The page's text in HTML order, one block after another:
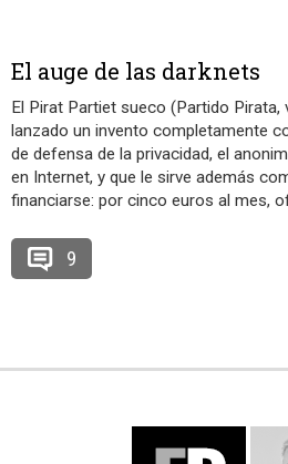
El auge de las darknets
El Pirat Partiet sueco (Partido Pirata,
lanzado un invento completamente
de defensa de la privacidad, el
en Internet, y que le sirve además
financiarse: por cinco euros al mes,
9